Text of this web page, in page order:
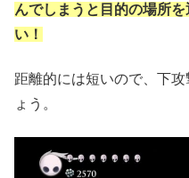
んでしまうと目的の場所
い！
距離的には短いので、下
ょう。